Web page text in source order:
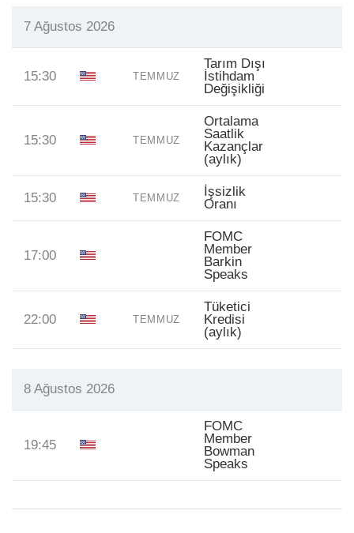
7 Ağustos 2026
15:30 TEMMUZ
Tarım Dışı
İstihdam
Değişikliği
15:30 TEMMUZ
Ortalama
Saatlik
Kazançlar
(aylık)
15:30 TEMMUZ
İşsizlik
Oranı
17:00
FOMC
Member
Barkin
Speaks
22:00 TEMMUZ
Tüketici
Kredisi
(aylık)
8 Ağustos 2026
19:45
FOMC
Member
Bowman
Speaks